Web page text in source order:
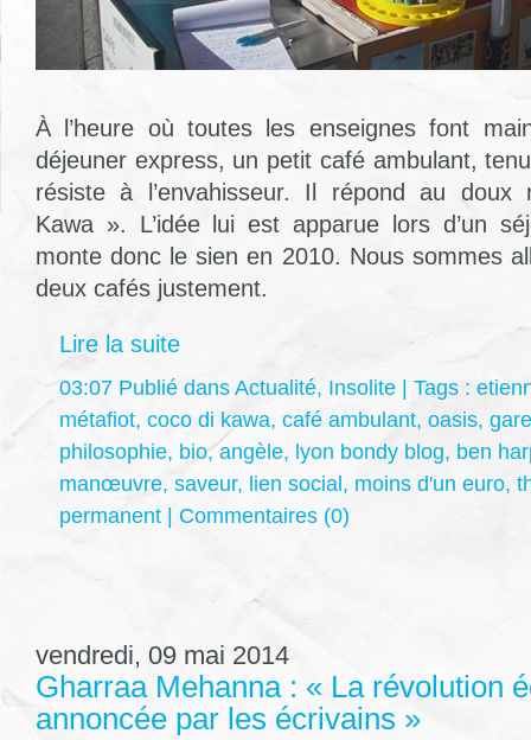
À l’heure où toutes les enseignes font
déjeuner express, un petit café ambulant,
résiste à l’envahisseur. Il répond au
Kawa ». L’idée lui est apparue lors d’un
monte donc le sien en 2010. Nous sommes
deux cafés justement.
Lire la suite
03:07 Publié dans Actualité, Insolite | Tags :
métafiot, coco di kawa, café ambulant, oasis, gare
philosophie, bio,angèle, lyon bondy blog, ben
manœuvre, saveur, lien social, moins d'un euro,
permanent | Commentaires (0)
vendredi, 09 mai 2014
Gharraa Mehanna : « La révolution
annoncée par les écrivains »